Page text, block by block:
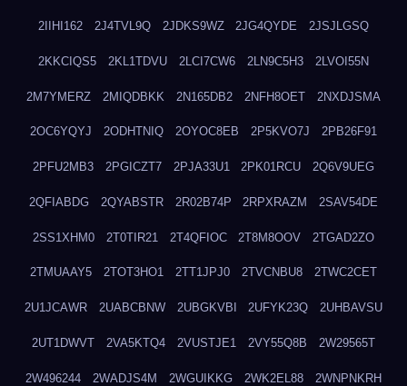
2IIHI162 2J4TVL9Q 2JDKS9WZ 2JG4QYDE 2JSJLGSQ
2KKCIQS5 2KL1TDVU 2LCI7CW6 2LN9C5H3 2LVOI55N
2M7YMERZ 2MIQDBKK 2N165DB2 2NFH8OET 2NXDJSMA
2OC6YQYJ 2ODHTNIQ 2OYOC8EB 2P5KVO7J 2PB26F91
2PFU2MB3 2PGICZT7 2PJA33U1 2PK01RCU 2Q6V9UEG
2QFIABDG 2QYABSTR 2R02B74P 2RPXRAZM 2SAV54DE
2SS1XHM0 2T0TIR21 2T4QFIOC 2T8M8OOV 2TGAD2ZO
2TMUAAY5 2TOT3HO1 2TT1JPJ0 2TVCNBU8 2TWC2CET
2U1JCAWR 2UABCBNW 2UBGKVBI 2UFYK23Q 2UHBAVSU
2UT1DWVT 2VA5KTQ4 2VUSTJE1 2VY55Q8B 2W29565T
2W496244 2WADJS4M 2WGUIKKG 2WK2EL88 2WNPNKRH